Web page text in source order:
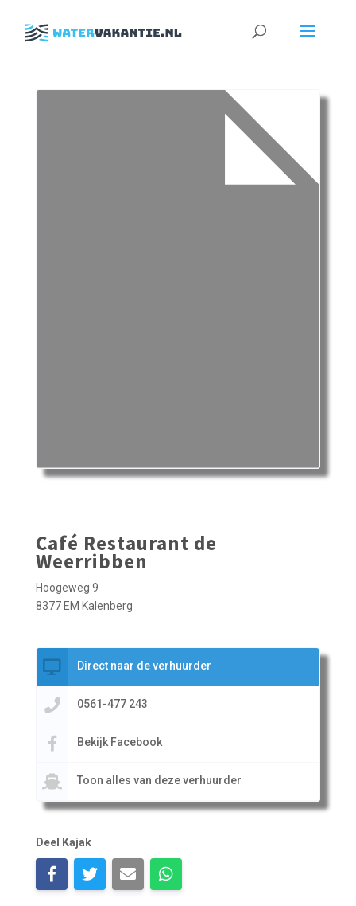
Zoeken
Café Restaurant de
Weerribben
Hoogeweg 9
8377 EM Kalenberg
Direct naar de verhuurder
0561-477 243
Bekijk Facebook
Toon alles van deze verhuurder
Deel Kajak